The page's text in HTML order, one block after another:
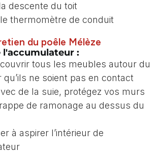
descente du toit
thermomètre de conduit
du poêle Mélèze
l'accumulateur :
tous les meubles autour du
qu’ils ne soient pas en contact
de la suie, protégez vos murs
de ramonage au dessus du
à aspirer l’intérieur de